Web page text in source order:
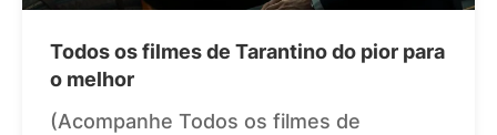
Todos os filmes de Tarantino do pior para
o melhor
(Acompanhe Todos os filmes de